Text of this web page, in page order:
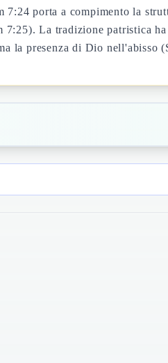
porta a compimento la
La tradizione patristica
la presenza di Dio nell'abisso